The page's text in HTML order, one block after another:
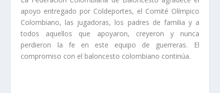
apoyo entregado por Coldeportes, el Comité Olímpico
Colombiano, las jugadoras, los padres de familia y a
todos aquellos que apoyaron, creyeron y nunca
perdieron la fe en este equipo de guerreras. El
compromiso con el baloncesto colombiano continúa.